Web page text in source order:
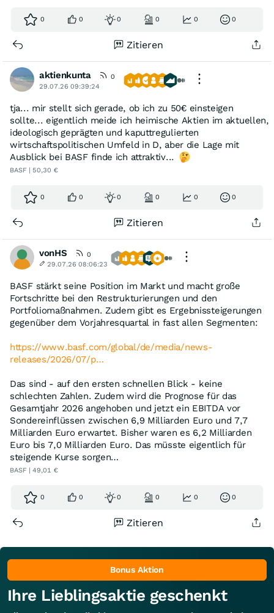
0 0 0 0 0 0
Zitieren
aktienkunta
0
29.07.26 09:39:24
tja... mir stellt sich gerade, ob ich zu 50€ einsteigen
sollte... eigentlich meide ich heimische Aktien im aktuellen,
ideologisch geprägten und kaputtregulierten
wirtschaftspolitischen Umfeld in D, aber die Lage mit
Ausblick bei BASF finde ich attraktiv...
BASF | 50,30 €
0 0 0 0 0 0
Zitieren
vonHS
0
29.07.26 08:06:23
BASF stärkt seine Position im Markt und macht große
Fortschritte bei den Restrukturierungen und den
Portfoliomaßnahmen. Zudem gibt es Ergebnissteigerungen
gegenüber dem Vorjahresquartal in fast allen Segmenten:
https://www.basf.com/global/de/media/news-
releases/2026/07/p…
Das sind - auf den ersten schnellen Blick - keine
schlechten Zahlen. Zudem wird die Prognose für das
Gesamtjahr 2026 angehoben und jetzt ein EBITDA vor
Sondereinflüssen zwischen 6,9 Milliarden Euro und 7,7
Milliarden Euro erwartet. Bisher waren es 6,2 Milliarden
Euro bis 7,0 Milliarden Euro. Das müsste eigentlich für
steigende Kurse sorgen…
BASF | 49,01 €
0 0 0 0 0 0
Zitieren
Bonus Aktion
Ihre Lieblingsaktie geschenkt